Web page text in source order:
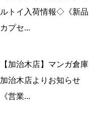
ルトイ入荷情報◇《新品
カプセ...
【加治木店】マンガ倉庫
加治木店よりお知らせ
《営業...